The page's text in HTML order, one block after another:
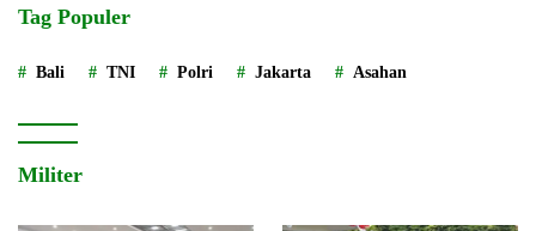
Tag Populer
Bali TNI Polri Jakarta Asahan
Militer